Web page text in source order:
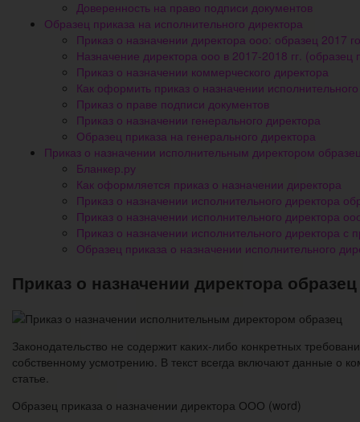
Доверенность на право подписи документов
Образец приказа на исполнительного директора
Приказ о назначении директора ооо: образец 2017
Назначение директора ооо в 2017-2018 гг. (образец
Приказ о назначении коммерческого директора
Как оформить приказ о назначении
Приказ о праве подписи документов
Приказ о назначении генерального директора
Образец приказа на генерального директора
Приказ о назначении исполнительным директором
Бланкер.ру
Как оформляется приказ о назначении директора
Приказ о назначении исполнительного директора
Приказ о назначении исполнительного директора
Приказ о назначении исполнительного директора с
Образец приказа о назначении исполнительного
Приказ о назначении директора
Законодательство не содержит каких-либо конкретных
собственному усмотрению. В текст всегда включают данные о
статье.
Образец приказа о назначении директора ООО (word)